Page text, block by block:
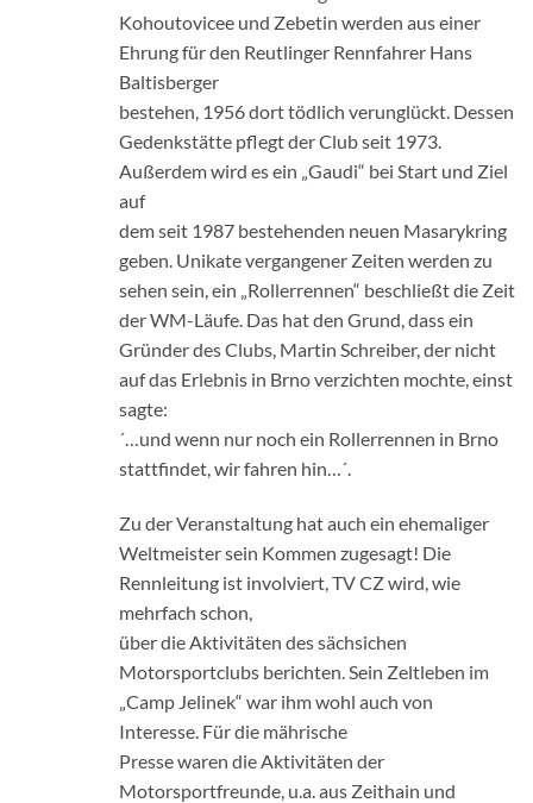
Kohoutovicee und Zebetin werden aus einer
Ehrung für den Reutlinger Rennfahrer Hans
Baltisberger
bestehen, 1956 dort tödlich verunglückt. Dessen
Gedenkstätte pflegt der Club seit 1973.
Außerdem wird es ein „Gaudi“ bei Start und Ziel
auf
dem seit 1987 bestehenden neuen Masarykring
geben. Unikate vergangener Zeiten werden zu
sehen sein, ein „Rollerrennen“ beschließt die Zeit
der WM-Läufe. Das hat den Grund, dass ein
Gründer des Clubs, Martin Schreiber, der nicht
auf das Erlebnis in Brno verzichten mochte, einst
sagte:
´…und wenn nur noch ein Rollerrennen in Brno
stattfindet, wir fahren hin…´.
Zu der Veranstaltung hat auch ein ehemaliger
Weltmeister sein Kommen zugesagt! Die
Rennleitung ist involviert, TV CZ wird, wie
mehrfach schon,
über die Aktivitäten des sächsichen
Motorsportclubs berichten. Sein Zeltleben im
„Camp Jelinek“ war ihm wohl auch von
Interesse. Für die mährische
Presse waren die Aktivitäten der
Motorsportfreunde, u.a. aus Zeithain und